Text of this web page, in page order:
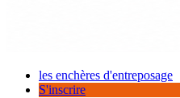
les enchères d'entreposage
S'inscrire